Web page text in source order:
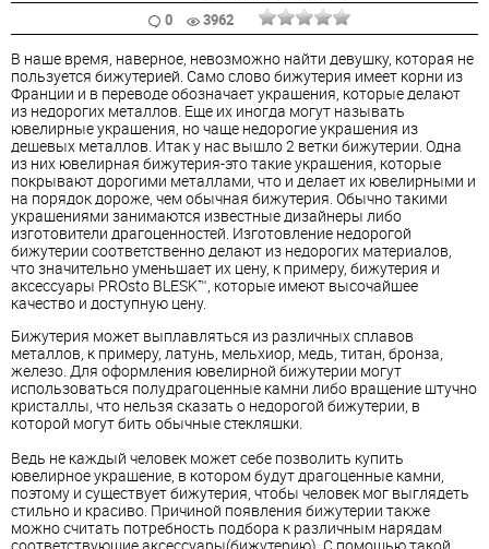
0
3962
В наше время, наверное, невозможно найти девушку, которая не
пользуется бижутерией. Само слово бижутерия имеет корни из
Франции и в переводе обозначает украшения, которые делают
из недорогих металлов. Еще их иногда могут называть
ювелирные украшения, но чаще недорогие украшения из
дешевых металлов. Итак у нас вышло 2 ветки бижутерии. Одна
из них ювелирная бижутерия-это такие украшения, которые
покрывают дорогими металлами, что и делает их ювелирными и
на порядок дороже, чем обычная бижутерия. Обычно такими
украшениями занимаются известные дизайнеры либо
изготовители драгоценностей. Изготовление недорогой
бижутерии соответственно делают из недорогих материалов,
что значительно уменьшает их цену, к примеру, бижутерия и
аксессуары PROsto BLESK™, которые имеют высочайшее
качество и доступную цену.
Бижутерия может выплавляться из различных сплавов
металлов, к примеру, латунь, мельхиор, медь, титан, бронза,
железо. Для оформления ювелирной бижутерии могут
использоваться полудрагоценные камни либо вращение штучно
кристаллы, что нельзя сказать о недорогой бижутерии, в
которой могут бить обычные стекляшки.
Ведь не каждый человек может себе позволить купить
ювелирное украшение, в котором будут драгоценные камни,
поэтому и существует бижутерия, чтобы человек мог выглядеть
стильно и красиво. Причиной появления бижутерии также
можно считать потребность подбора к различным нарядам
соответствующие аксессуары(бижутерию). С помощью такой